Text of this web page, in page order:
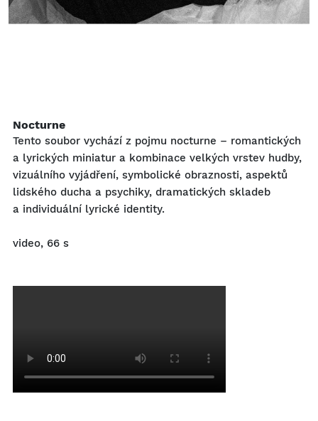
Nocturne
Tento soubor vychází z pojmu nocturne – romantických
a lyrických miniatur a kombinace velkých vrstev hudby,
vizuálního vyjádření, symbolické obraznosti, aspektů
lidského ducha a psychiky, dramatických skladeb
a individuální lyrické identity.
video, 66 s